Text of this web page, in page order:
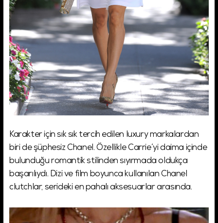
Karakter için sık sık tercih edilen luxury markalardan
biri de şüphesiz Chanel. Özellikle Carrie’yi daima içinde
bulunduğu romantik stilinden sıyırmada oldukça
başarılıydı. Dizi ve film boyunca kullanılan Chanel
clutchlar, serideki en pahalı aksesuarlar arasında.